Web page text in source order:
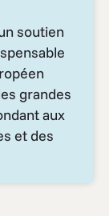
soutien
grandes
aux
et des